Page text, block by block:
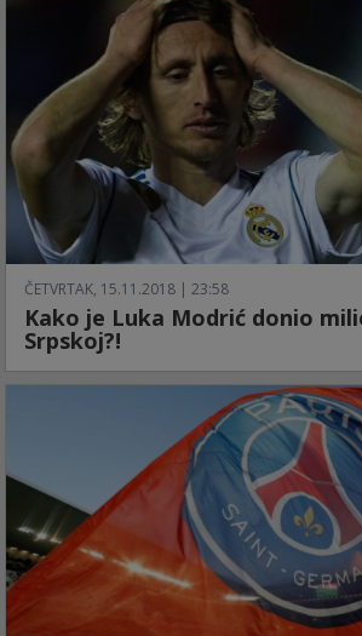
ČETVRTAK, 15.11.2018 | 23:58
Kako je Luka Modrić donio
Srpskoj?!